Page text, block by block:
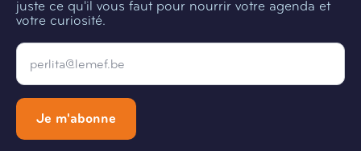
juste ce qu'il vous faut pour nourrir votre agenda et
votre curiosité.
Email
Je m'abonne